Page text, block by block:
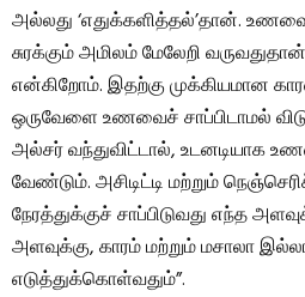
அல்லது ‘எதுக்களித்தல்’தான்.
சுரக்கும் அமிலம் மேலேறி
என்கிறோம். இதற்கு முக்கியமான
ஒருவேளை உணவைச் சாப்பிடாமல்
அல்சர் வந்துவிட்டால், உடனடியாக
வேண்டும். அசிடிட்டி மற்றும்
நேரத்துக்குச் சாப்பிடுவது எந்த
அளவுக்கு, காரம் மற்றும் மசாலா
எடுத்துக்கொள்வதும்”.